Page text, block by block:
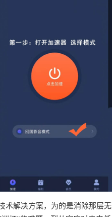
术解决方案，为的是消除那层